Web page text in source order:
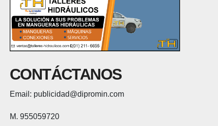
CONTÁCTANOS
Email: publicidad@dipromin.com
M. 955059720